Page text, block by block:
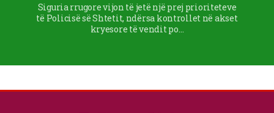
Siguria rrugore vijon të jetë një prej prioriteteve
të Policisë së Shtetit, ndërsa kontrollet në akset
kryesore të vendit po…